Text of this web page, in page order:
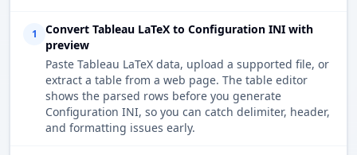
1
Convert Tableau LaTeX to Configuration INI with
preview
Paste Tableau LaTeX data, upload a supported file, or
extract a table from a web page. The table editor
shows the parsed rows before you generate
Configuration INI, so you can catch delimiter, header,
and formatting issues early.